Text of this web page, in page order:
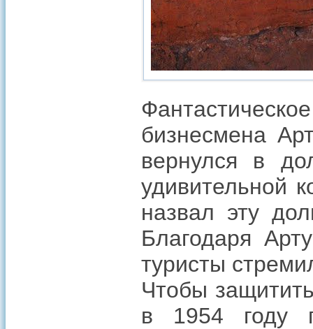
бизнесмена
вернулся в
удивительной
назвал эту
Благодаря
туристы
Чтобы
в 1954 году